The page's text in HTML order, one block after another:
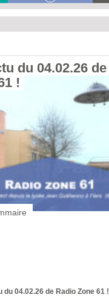
du 04.02.26 de
!
04.02.26 de Radio Zone 61 !